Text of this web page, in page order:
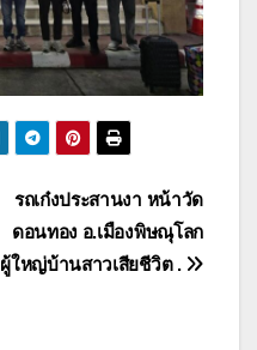
รถเก๋งประสานงา หน้าวัด
ดอนทอง อ.เมืองพิษณุโลก
ผู้ใหญ่บ้านสาวเสียชีวิต .